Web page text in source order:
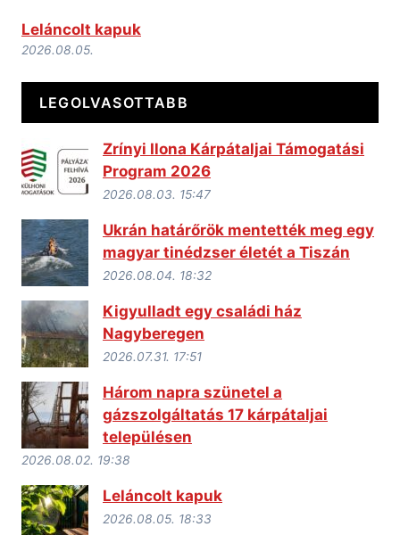
Leláncolt kapuk
2026.08.05.
LEGOLVASOTTABB
Zrínyi Ilona Kárpátaljai Támogatási
Program 2026
2026.08.03. 15:47
Ukrán határőrök mentették meg egy
magyar tinédzser életét a Tiszán
2026.08.04. 18:32
Kigyulladt egy családi ház
Nagyberegen
2026.07.31. 17:51
Három napra szünetel a
gázszolgáltatás 17 kárpátaljai
településen
2026.08.02. 19:38
Leláncolt kapuk
2026.08.05. 18:33